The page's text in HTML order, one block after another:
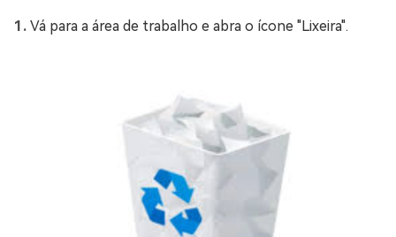
Vá para a área de trabalho e abra o ícone "Lixeira".